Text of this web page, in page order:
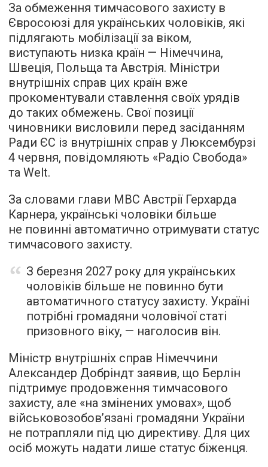
За обмеження тимчасового захисту в
Євросоюзі для українських чоловіків, які
підлягають мобілізації за віком,
виступають низка країн — Німеччина,
Швеція, Польща та Австрія. Міністри
внутрішніх справ цих країн вже
прокоментували ставлення своїх урядів
до таких обмежень. Свої позиції
чиновники висловили перед засіданням
Ради ЄС із внутрішніх справ у Люксембурзі
4 червня, повідомляють «Радіо Свобода»
та Welt.
За словами глави МВС Австрії Герхарда
Карнера, українські чоловіки більше
не повинні автоматично отримувати статус
тимчасового захисту.
З березня 2027 року для українських
чоловіків більше не повинно бути
автоматичного статусу захисту. Україні
потрібні громадяни чоловічої статі
призовного віку, — наголосив він.
Міністр внутрішніх справ Німеччини
Александер Добріндт заявив, що Берлін
підтримує продовження тимчасового
захисту, але «на змінених умовах», щоб
військовозобов’язані громадяни України
не потрапляли під цю директиву. Для цих
осіб можуть надати лише статус біженця.